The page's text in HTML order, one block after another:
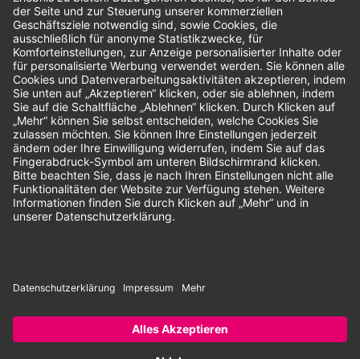
Bewertungen
Unsere Zahlungsarten:
Rechnung SEPA-Lastschrift Vorkasse